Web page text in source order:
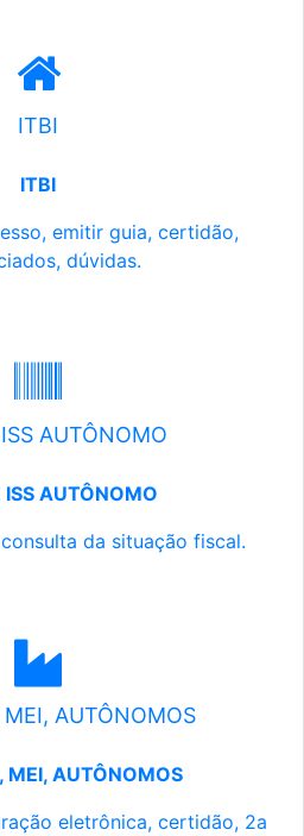
ITBI
ITBI
emitir guia, certidão,
dúvidas.
AUTÔNOMO
ISS AUTÔNOMO
da situação fiscal.
MEI, AUTÔNOMOS
MEI, AUTÔNOMOS
eletrônica, certidão, 2a